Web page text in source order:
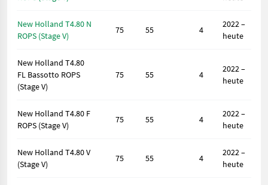
New Holland T4.80 N
ROPS (Stage V)
75 55 4
2022 –
heute
New Holland T4.80
FL Bassotto ROPS
(Stage V)
75 55 4
2022 –
heute
New Holland T4.80 F
ROPS (Stage V)
75 55 4
2022 –
heute
New Holland T4.80 V
(Stage V)
75 55 4
2022 –
heute